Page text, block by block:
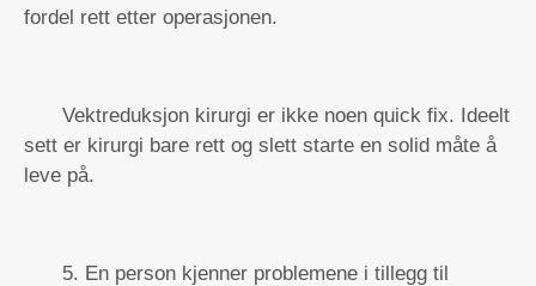
fordel rett etter operasjonen.
Vektreduksjon kirurgi er ikke noen quick fix. Ideelt
sett er kirurgi bare rett og slett starte en solid måte å
leve på.
5. En person kjenner problemene i tillegg til